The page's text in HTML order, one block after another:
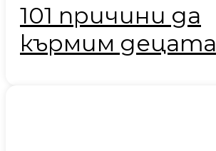
101 причини да
кърмим